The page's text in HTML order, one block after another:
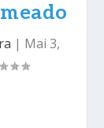
| Mai 3,